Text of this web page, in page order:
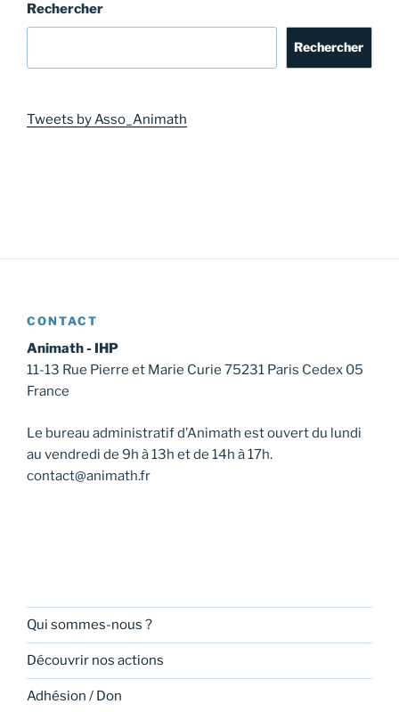
Rechercher
Rechercher
Tweets by Asso_Animath
CONTACT
Animath - IHP
11-13 Rue Pierre et Marie Curie 75231 Paris Cedex 05
France
Le bureau administratif d’Animath est ouvert du lundi
au vendredi de 9h à 13h et de 14h à 17h.
contact@animath.fr
Qui sommes-nous ?
Découvrir nos actions
Adhésion / Don